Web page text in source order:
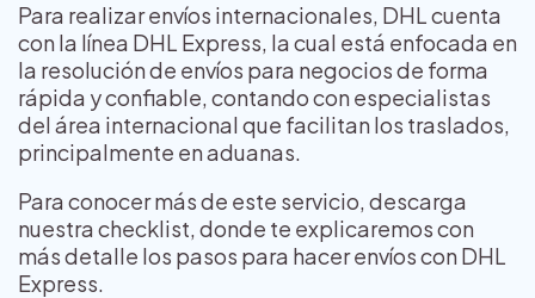
Para realizar envíos internacionales, DHL cuenta
con la línea DHL Express, la cual está enfocada en
la resolución de envíos para negocios de forma
rápida y confiable, contando con especialistas
del área internacional que facilitan los traslados,
principalmente en aduanas.
Para conocer más de este servicio, descarga
nuestra checklist, donde te explicaremos con
más detalle los pasos para hacer envíos con DHL
Express.